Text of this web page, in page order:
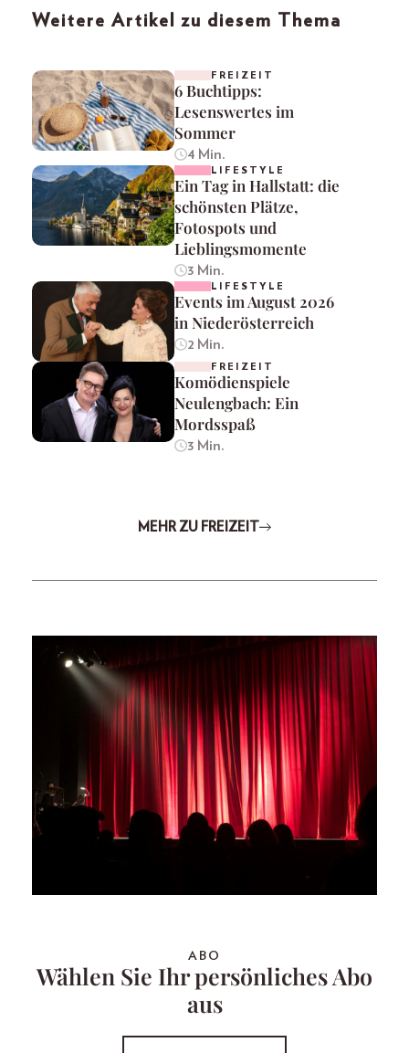
Weitere Artikel zu diesem Thema
FREIZEIT
6 Buchtipps:
Lesenswertes im
Sommer
4 Min.
LIFESTYLE
Ein Tag in Hallstatt: die
schönsten Plätze,
Fotospots und
Lieblingsmomente
3 Min.
LIFESTYLE
Events im August 2026
in Niederösterreich
2 Min.
FREIZEIT
Komödienspiele
Neulengbach: Ein
Mordsspaß
3 Min.
MEHR ZU FREIZEIT
ABO
Wählen Sie Ihr persönliches Abo
aus